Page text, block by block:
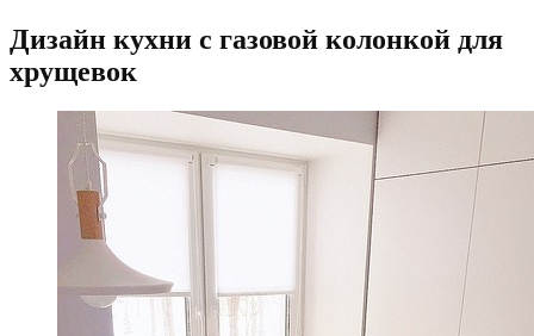
Дизайн кухни с газовой колонкой для
хрущевок